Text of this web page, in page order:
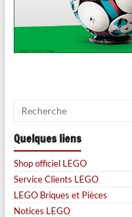
Quelques liens
Shop officiel LEGO
Service Clients LEGO
LEGO Briques et Pièces
Notices LEGO